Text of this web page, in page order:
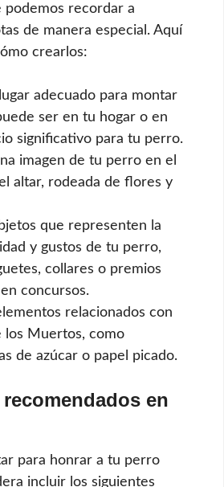
podemos recordar a
de manera especial. Aquí
crearlos:
adecuado para montar
ser en tu hogar o en
significativo para tu perro.
imagen de tu perro en el
altar, rodeada de flores y
que representen la
y gustos de tu perro,
collares o premios
concursos.
relacionados con
los Muertos, como
de azúcar o papel picado.
en
para honrar a tu perro
incluir los siguientes